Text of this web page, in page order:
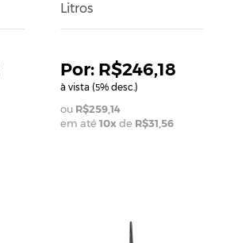
Litros
R$246,18
à vista (5% desc.)
R$259,14
em até 10xde R$31,56